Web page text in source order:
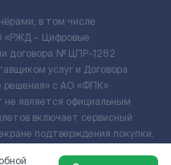
в том числе
«РЖД – Цифровые
договора № ЦПР-1282
услуг и Договора
c АО «ФПК»
является официальным
включает сервисный
подтверждения покупки.